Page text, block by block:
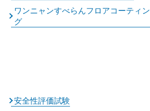
ワンニャンすべらんフロアコーティン
グ
安全性評価試験